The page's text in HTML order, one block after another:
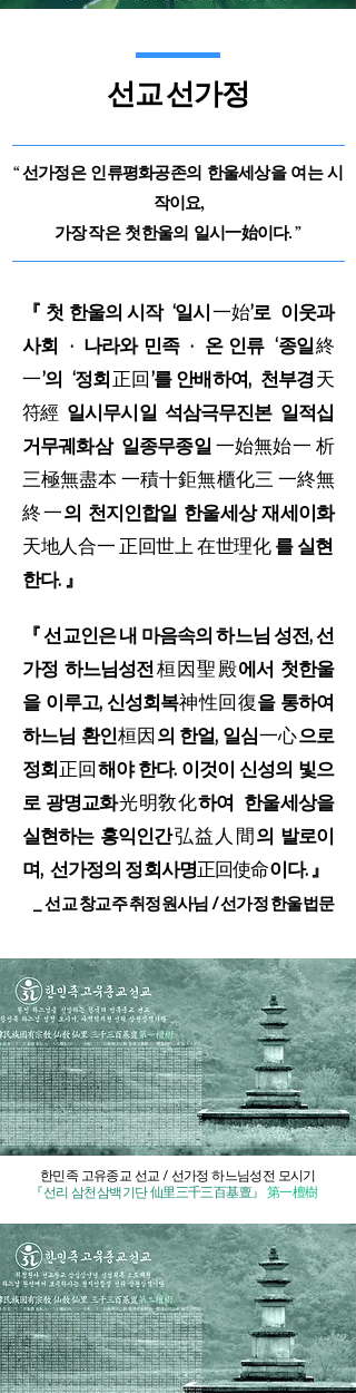
선교 선가정
“선가정은 인류평화공존의 한울세상을 여는 시
작이요,
가장 작은 첫한울의 일시一始이다.”
『 첫 한울의 시작 ‘일시一始’로 이웃과
사회 · 나라와 민족 · 온 인류 ‘종일終
一’의 ‘정회正回’를 안배하여, 천부경天
符經 일시무시일 석삼극무진본 일적십
거무궤화삼 일종무종일 一始無始一 析
三極無盡本 一積十鉅無櫃化三 一終無
終一의 천지인합일 한울세상 재세이화
天地人合一 正回世上 在世理化를 실현
한다. 』
『 선교인은 내 마음속의 하느님 성전, 선
가정 하느님성전桓因聖殿에서 첫한울
을 이루고, 신성회복神性回復을 통하여
하느님 환인桓因의 한얼, 일심一心으로
정회正回해야 한다. 이것이 신성의 빛으
로 광명교화光明敎化하여 한울세상을
실현하는 홍익인간弘益人間의 발로이
며, 선가정의 정회사명正回使命이다. 』
_ 선교 창교주 취정원사님 / 선가정 한울법문
한민족 고유종교 선교 / 선가정 하느님성전 모시기
『선리 삼천삼백기단 仙里三千三百基亶』 第一檀樹